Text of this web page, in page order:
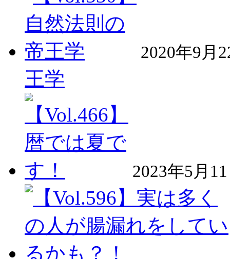
2020年9月
王学
2023年5月